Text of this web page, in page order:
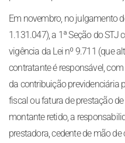
Em novembro, no julgamento
1.131.047), a 1ª Seção do STJ
vigência da Lei nº 9.711 (que
contratante é responsável,
da contribuição previdenciária
fiscal ou fatura de prestação
montante retido, a
prestadora, cedente de mão de